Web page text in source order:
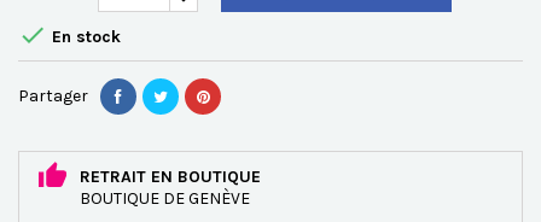
 En stock
Partager
RETRAIT EN BOUTIQUE
BOUTIQUE DE GENÈVE